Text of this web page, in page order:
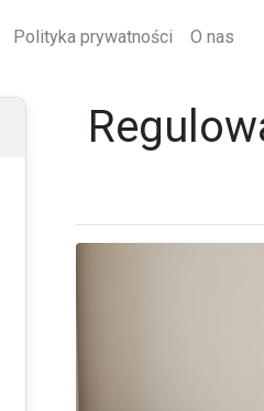
Polityka prywatności O nas